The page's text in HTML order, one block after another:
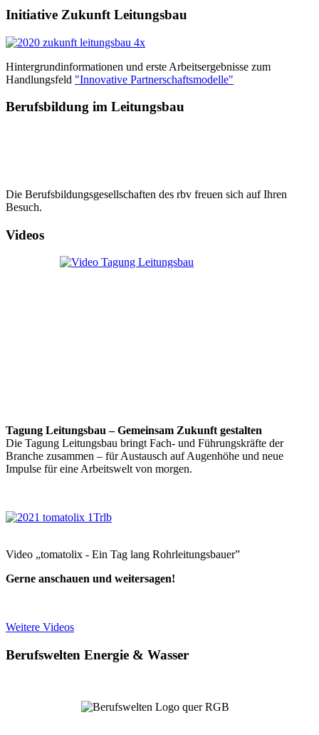
Initiative Zukunft Leitungsbau
Hintergrundinformationen und erste Arbeitsergebnisse zum
Handlungsfeld "Innovative Partnerschaftsmodelle"
Berufsbildung im Leitungsbau
Die Berufsbildungsgesellschaften des rbv freuen sich auf Ihren
Besuch.
Videos
Tagung Leitungsbau – Gemeinsam Zukunft gestalten
Die Tagung Leitungsbau bringt Fach- und Führungskräfte der
Branche zusammen – für Austausch auf Augenhöhe und neue
Impulse für eine Arbeitswelt von morgen.
Video „tomatolix - Ein Tag lang Rohrleitungsbauer”
Gerne anschauen und weitersagen!
Weitere Videos
Berufswelten Energie & Wasser